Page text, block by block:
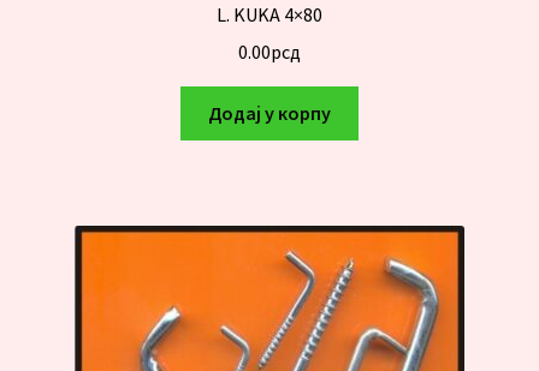
L. KUKA 4×80
0.00рсд
Додај у корпу